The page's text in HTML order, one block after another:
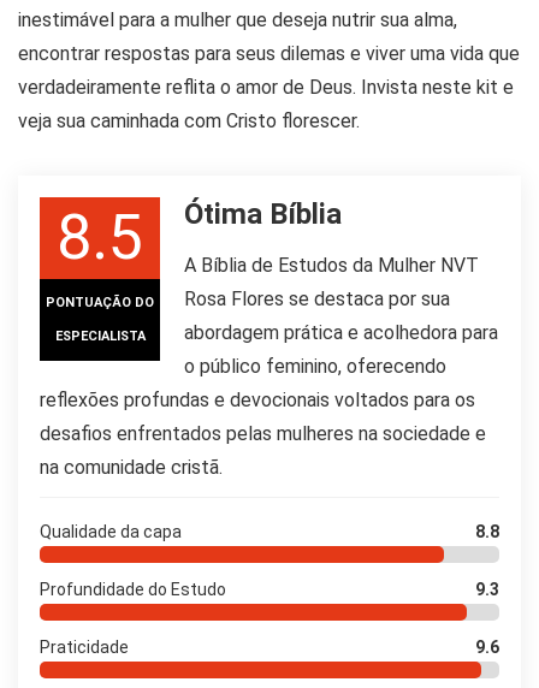
inestimável para a mulher que deseja nutrir sua alma,
encontrar respostas para seus dilemas e viver uma vida que
verdadeiramente reflita o amor de Deus. Invista neste kit e
veja sua caminhada com Cristo florescer.
8.5
PONTUAÇÃO DO
ESPECIALISTA
Ótima Bíblia
A Bíblia de Estudos da Mulher NVT
Rosa Flores se destaca por sua
abordagem prática e acolhedora para
o público feminino, oferecendo
reflexões profundas e devocionais voltados para os
desafios enfrentados pelas mulheres na sociedade e
na comunidade cristã.
Qualidade da capa 8.8
Profundidade do Estudo 9.3
Praticidade 9.6